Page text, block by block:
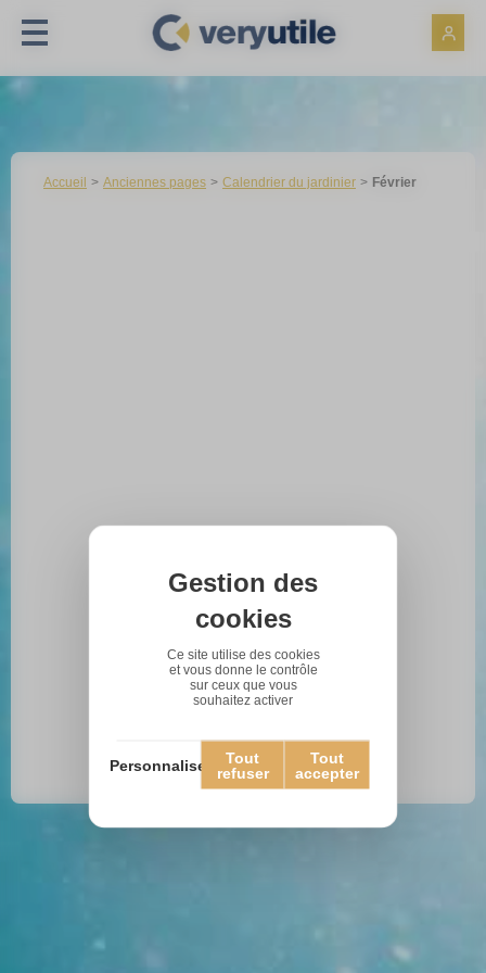
Accueil Anciennes pages Calendrier du jardinier Février
Gestion des
cookies
Ce site utilise des cookies
et vous donne le contrôle
sur ceux que vous
souhaitez activer
Tout
accepter
Tout
refuser
Personnaliser